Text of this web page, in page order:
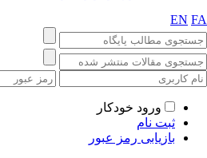
EN FA
ورود خودکار
ثبت نام
بازیابی رمز عبور